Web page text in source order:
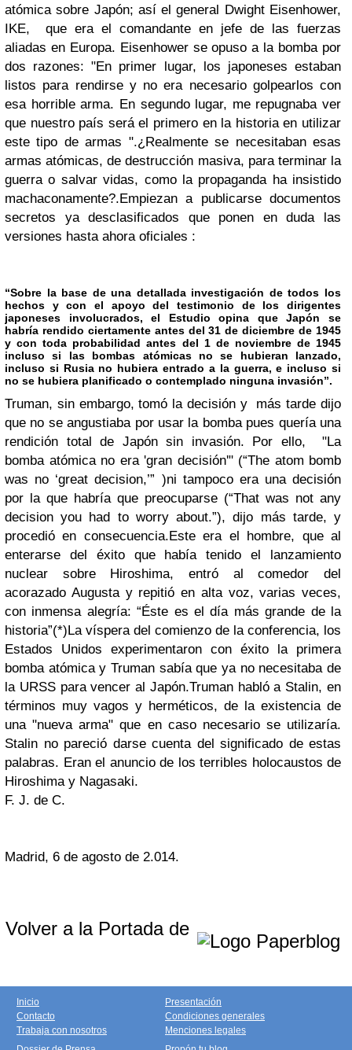
atómica sobre Japón; así el general
Dwight Eisenhower,
IKE, que era el comandante en jefe de las fuerzas
aliadas en Europa. Eisenhower se opuso a la bomba por
dos razones:"En primer lugar, los japoneses estaban
listos para rendirse y no era necesario golpearlos con
esa horrible arma. En segundo lugar, me repugnaba ver
que nuestro país será el primero en la historia en utilizar
este tipo de armas ".¿Realmentese necesitaban esas
armas atómicas, de destrucción masiva, para terminar la
guerra o salvar vidas, como la propaganda ha insistido
machaconamente?. Empiezan a publicarse documentos
secretos ya desclasificados que ponen en duda las
versiones hasta ahora oficiales :
“Sobre la base de una detallada investigación de todos los
hechos y con el apoyo del testimonio de los dirigentes
japoneses involucrados, el Estudio opina que Japón se
habría rendido ciertamente antes del 31 de diciembre de 1945
y con toda probabilidad antes del 1 de noviembre de 1945
incluso si las bombas atómicas no se hubieran lanzado,
incluso si Rusia no hubiera entrado a la guerra, e incluso si
no se hubiera planificado o contemplado ninguna invasión”.
Truman, sin embargo, tomó la decisión y más tarde dijo
que no se angustiaba por usar la bomba pues quería una
rendición total de Japón sin invasión. Por ello, "La
bomba atómica no era 'gran decisión'" (“The atom bomb
was no ‘great decision,’” )ni tampoco era una decisión
por la que habría que preocuparse (“That was not any
decision you had to worry about.”), dijo más tarde, y
procedió en consecuencia. Este era el hombre, que al
enterarse del éxito que había tenido el lanzamiento
nuclear sobre Hiroshima, entró al comedor del
acorazado Augusta y repitió en alta voz, varias veces,
con inmensa alegría:“Éste es el día más grande de la
historia”(*) La víspera del comienzo de la conferencia, los
Estados Unidos experimentaron con éxito la primera
bomba atómica y Truman sabía que ya no necesitaba de
la URSS para vencer al Japón.Truman habló a Stalin, en
términos muy vagos y herméticos, de la existencia de
una "nueva arma" que en caso necesario se utilizaría.
Stalin no pareció darse cuenta del significado de estas
palabras. Eran el anuncio de los terribles holocaustos de
Hiroshima y Nagasaki.
F. J. de C.
Madrid, 6 de agosto de 2.014.
Volver a la Portada de
Inicio
Contacto
Trabaja con nosotros
Presentación
Condiciones generales
Menciones legales